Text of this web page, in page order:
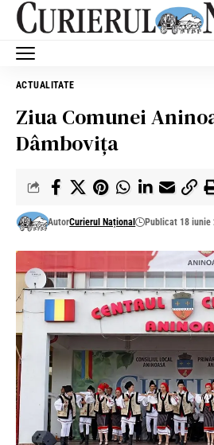
ACTUALITATE
Ziua Comunei
Dâmbovița
AutorCurierul Național Publicat 18 iunie